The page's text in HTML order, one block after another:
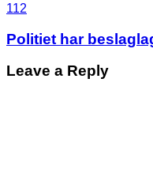
112
Politiet har
Leave a Reply